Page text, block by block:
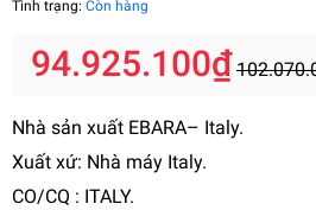
Tình trạng: Còn hàng
94.925.100₫
Nhà sản xuất EBARA– Italy.
Xuất xứ: Nhà máy Italy.
CO/CQ : ITALY.